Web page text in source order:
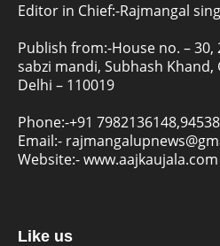
Editor in Chief:-Rajmangal
Publish from:-House no. –
sabzi mandi, Subhash Khand,
Delhi – 110019
Phone:-+91
Email:-
Website:-www.aajkaujala.com
Like us